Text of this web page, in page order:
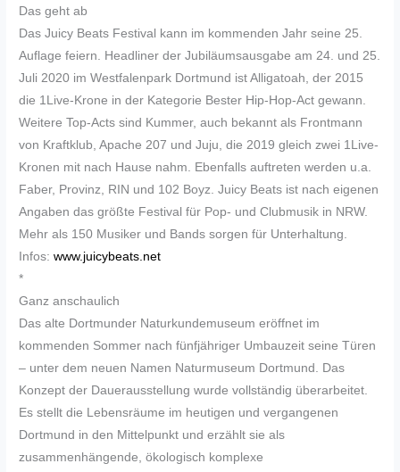
Das geht ab
Das Juicy Beats Festival kann im kommenden Jahr seine 25.
Auflage feiern. Headliner der Jubiläumsausgabe am 24. und 25.
Juli 2020 im Westfalenpark Dortmund ist Alligatoah, der 2015
die 1Live-Krone in der Kategorie Bester Hip-Hop-Act gewann.
Weitere Top-Acts sind Kummer, auch bekannt als Frontmann
von Kraftklub, Apache 207 und Juju, die 2019 gleich zwei 1Live-
Kronen mit nach Hause nahm. Ebenfalls auftreten werden u.a.
Faber, Provinz, RIN und 102 Boyz. Juicy Beats ist nach eigenen
Angaben das größte Festival für Pop- und Clubmusik in NRW.
Mehr als 150 Musiker und Bands sorgen für Unterhaltung.
Infos:www.juicybeats.net
*
Ganz anschaulich
Das alte Dortmunder Naturkundemuseum eröffnet im
kommenden Sommer nach fünfjähriger Umbauzeit seine Türen
– unter dem neuen Namen Naturmuseum Dortmund. Das
Konzept der Dauerausstellung wurde vollständig überarbeitet.
Es stellt die Lebensräume im heutigen und vergangenen
Dortmund in den Mittelpunkt und erzählt sie als
zusammenhängende, ökologisch komplexe